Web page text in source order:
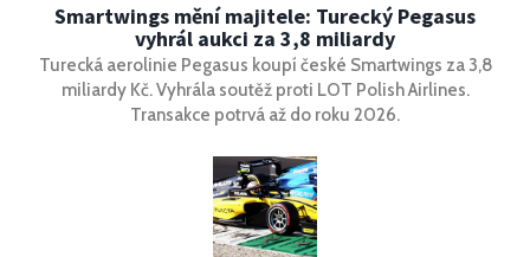
Smartwings mění majitele: Turecký Pegasus
vyhrál aukci za 3,8 miliardy
Turecká aerolinie Pegasus koupí české Smartwings za 3,8
miliardy Kč. Vyhrála soutěž proti LOT Polish Airlines.
Transakce potrvá až do roku 2026.